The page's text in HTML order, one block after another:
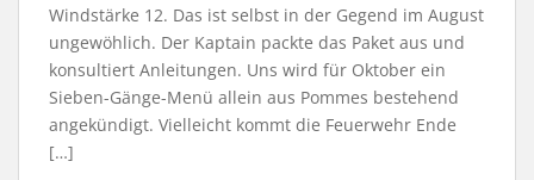
Windstärke 12. Das ist selbst in der Gegend im August
ungewöhlich. Der Kaptain packte das Paket aus und
konsultiert Anleitungen. Uns wird für Oktober ein
Sieben-Gänge-Menü allein aus Pommes bestehend
angekündigt. Vielleicht kommt die Feuerwehr Ende
[…]